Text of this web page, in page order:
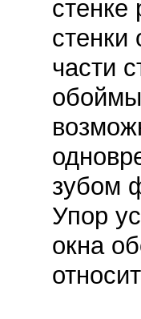
стенке
части
зубом
Упор
окна